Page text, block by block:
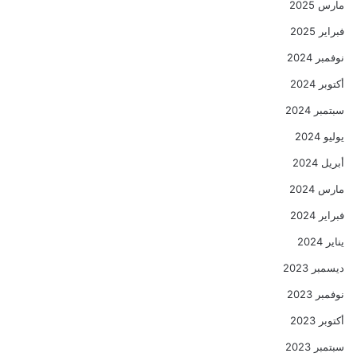
مارس 2025
فبراير 2025
نوفمبر 2024
أكتوبر 2024
سبتمبر 2024
يوليو 2024
أبريل 2024
مارس 2024
فبراير 2024
يناير 2024
ديسمبر 2023
نوفمبر 2023
أكتوبر 2023
سبتمبر 2023